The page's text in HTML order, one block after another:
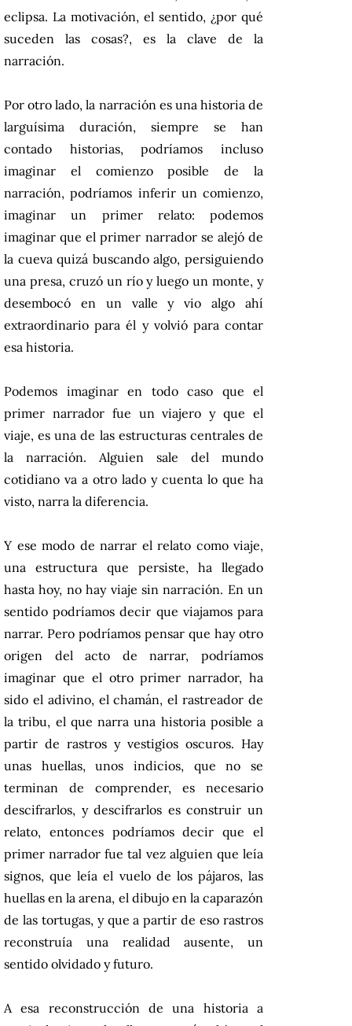
eclipsa. La motivación, el sentido, ¿por qué
suceden las cosas?, es la clave de la
narración.
Por otro lado, la narración es una historia de
larguísima duración, siempre se han
contado historias, podríamos incluso
imaginar el comienzo posible de la
narración, podríamos inferir un comienzo,
imaginar un primer relato: podemos
imaginar que el primer narrador se alejó de
la cueva quizá buscando algo, persiguiendo
una presa, cruzó un río y luego un monte, y
desembocó en un valle y vio algo ahí
extraordinario para él y volvió para contar
esa historia.
Podemos imaginar en todo caso que el
primer narrador fue un viajero y que el
viaje, es una de las estructuras centrales de
la narración. Alguien sale del mundo
cotidiano va a otro lado y cuenta lo que ha
visto, narra la diferencia.
Y ese modo de narrar el relato como viaje,
una estructura que persiste, ha llegado
hasta hoy, no hay viaje sin narración. En un
sentido podríamos decir que viajamos para
narrar. Pero podríamos pensar que hay otro
origen del acto de narrar, podríamos
imaginar que el otro primer narrador, ha
sido el adivino, el chamán, el rastreador de
la tribu, el que narra una historia posible a
partir de rastros y vestigios oscuros. Hay
unas huellas, unos indicios, que no se
terminan de comprender, es necesario
descifrarlos, y descifrarlos es construir un
relato, entonces podríamos decir que el
primer narrador fue tal vez alguien que leía
signos, que leía el vuelo de los pájaros, las
huellas en la arena, el dibujo en la caparazón
de las tortugas, y que a partir de eso rastros
reconstruía una realidad ausente, un
sentido olvidado y futuro.
A esa reconstrucción de una historia a